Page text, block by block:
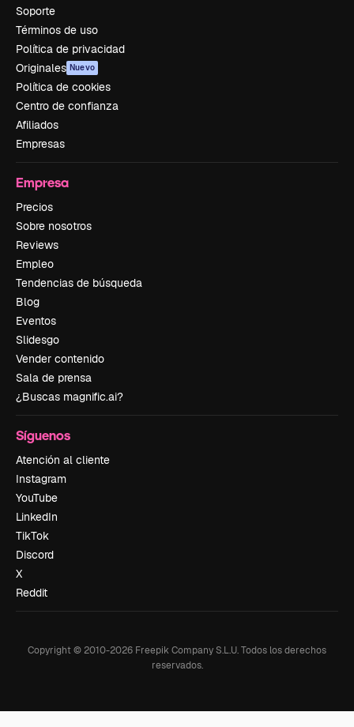
Soporte
Términos de uso
Política de privacidad
Originales Nuevo
Política de cookies
Centro de confianza
Afiliados
Empresas
Empresa
Precios
Sobre nosotros
Reviews
Empleo
Tendencias de búsqueda
Blog
Eventos
Slidesgo
Vender contenido
Sala de prensa
¿Buscas magnific.ai?
Síguenos
Atención al cliente
Instagram
YouTube
LinkedIn
TikTok
Discord
X
Reddit
Copyright © 2010-2026 Freepik Company S.L.U.Todos los derechos
reservados.